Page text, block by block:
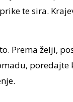
te sira.
Prema želji,
poredajte